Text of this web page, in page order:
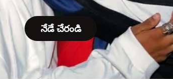
నేడే చేరండి